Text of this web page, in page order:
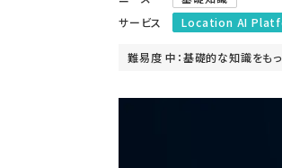
サービス
Location AI
難易度 中：基礎的な知識をも